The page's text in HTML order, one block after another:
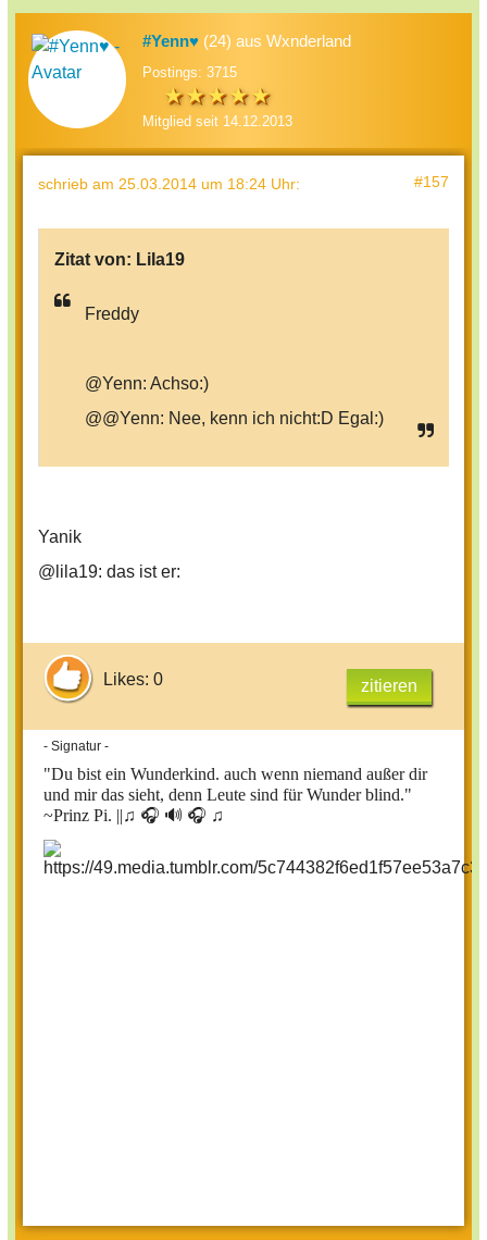
#Yenn♥ (24) aus Wxnderland
Postings: 3715
Mitglied seit 14.12.2013
schrieb am 25.03.2014 um 18:24 Uhr: #157
Zitat von: Lila19
Freddy
@Yenn: Achso:)
@@Yenn: Nee, kenn ich nicht:D Egal:)
Yanik
@lila19: das ist er:
Likes: 0 zitieren
- Signatur -
"Du bist ein Wunderkind. auch wenn niemand außer dir
und mir das sieht, denn Leute sind für Wunder blind."
~Prinz Pi. ||♫ 🎧 🔊 🎧 ♫